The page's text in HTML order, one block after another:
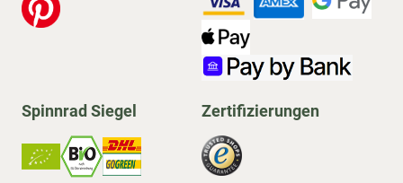
Spinnrad Siegel Zertifizierungen